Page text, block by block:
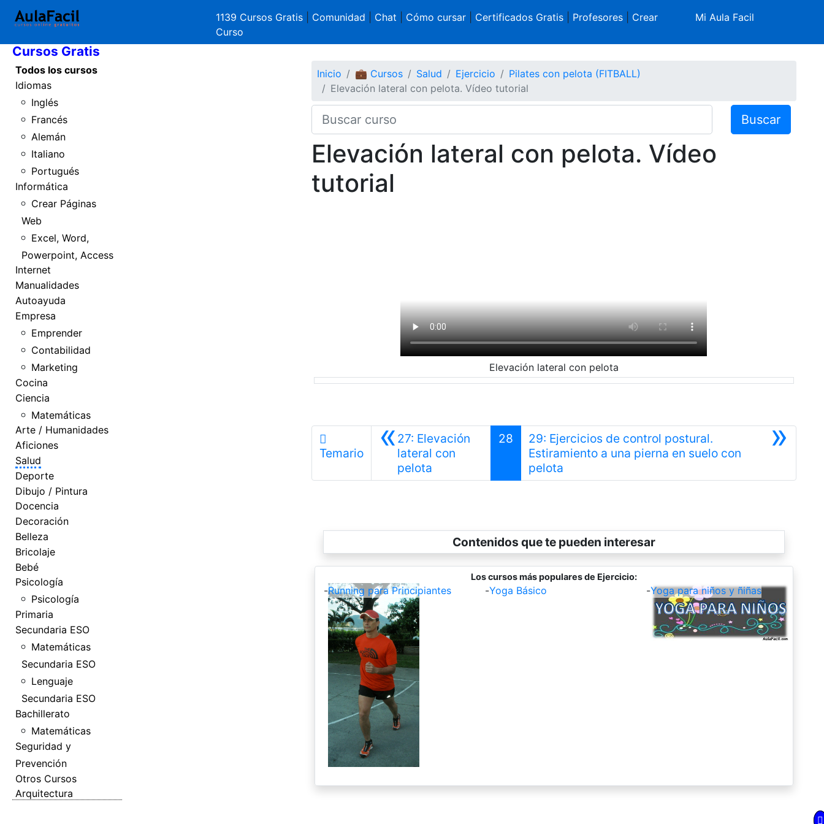
1139 Cursos Gratis Comunidad Chat Cómo cursar| Certificados Gratis| Profesores| Crear
Curso
Mi Aula Facil
Inicio
Cursos Gratis
Todos los cursos
Idiomas
Inglés
Francés
Alemán
Italiano
Portugués
Informática
Crear Páginas
Web
Excel, Word,
Powerpoint, Access
Internet
Manualidades
Autoayuda
Empresa
Emprender
Contabilidad
Marketing
Cocina
Ciencia
Matemáticas
Arte / Humanidades
Aficiones
Salud
Deporte
Dibujo / Pintura
Docencia
Decoración
Belleza
Bricolaje
Bebé
Psicología
Psicología
Primaria
Secundaria ESO
Matemáticas
Secundaria ESO
Lenguaje
Secundaria ESO
Bachillerato
Matemáticas
Seguridad y
Prevención
Otros Cursos
Arquitectura
Inicio 💼 Cursos Salud Ejercicio
Pilates con pelota (FITBALL)
Elevación lateral con pelota. Vídeo tutorial
Buscar
Elevación lateral con pelota. Vídeo
tutorial
Elevación lateral con pelota
Temario «27: Elevación
lateral con
pelotaAnterior
28 »
29: Ejercicios de control postural.
Estiramiento a una pierna en suelo con
pelota
Contenidos que te pueden interesar
Los cursos más populares de Ejercicio:
-Running para Principiantes -Yoga Básico -Yoga para niños y ñiñas